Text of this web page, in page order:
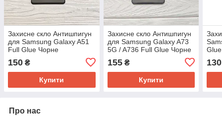
Захисне скло Антишпигун
для Samsung Galaxy A51
Full Glue Чорне
150 ₴
Купити
Захисне скло Антишпигун
для Samsung Galaxy A73
5G / A736 Full Glue Чорне
155₴
Купити
130
Про нас